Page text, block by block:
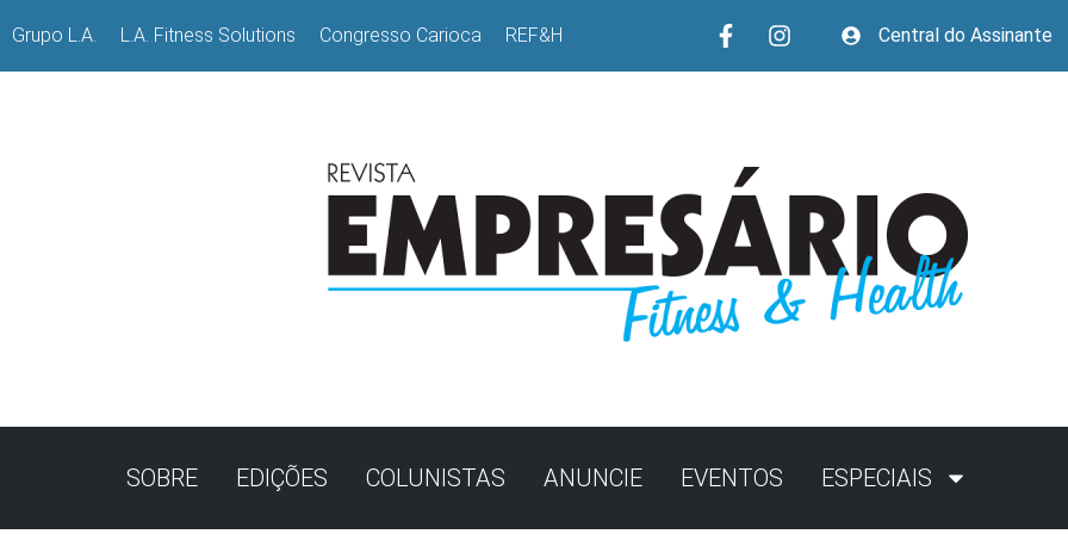
Grupo L.A. L.A. Fitness Solutions Congresso Carioca REF&H Central do Assinante
SOBRE EDIÇÕES COLUNISTAS ANUNCIE EVENTOS ESPECIAIS